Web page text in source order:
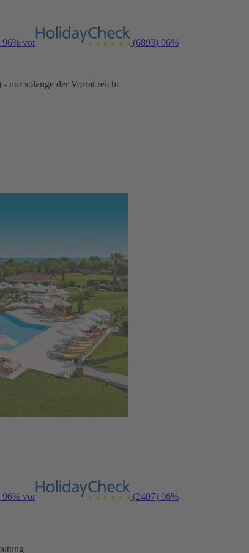
96% vor (6893) 96%
nur solange der Vorrat reicht
96% vor (2407) 96%